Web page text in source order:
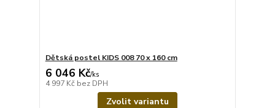
Dětská postel KIDS 008 70 x 160 cm
6 046 Kč/ks
4 997 Kč bez DPH
Zvolit variantu